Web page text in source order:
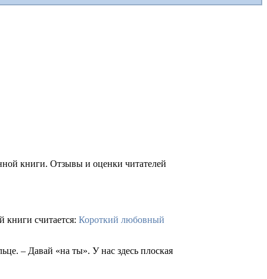
книги. Отзывы и оценки читателей
книги считается: Короткий любовный
– Давай «на ты». У нас здесь плоская